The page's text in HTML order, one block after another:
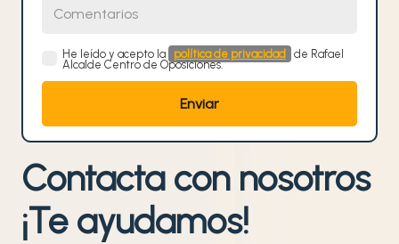
He leído y acepto la política de privacidad
de Rafael
Alcalde Centro de Oposiciones.
Contacta con nosotros
¡Te ayudamos!